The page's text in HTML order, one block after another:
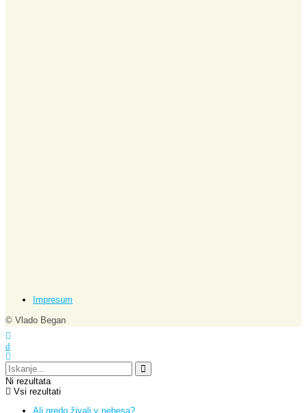
Impresum
© Vlado Began
Ni rezultata
Vsi rezultati
Ali gredo živali v nebesa?